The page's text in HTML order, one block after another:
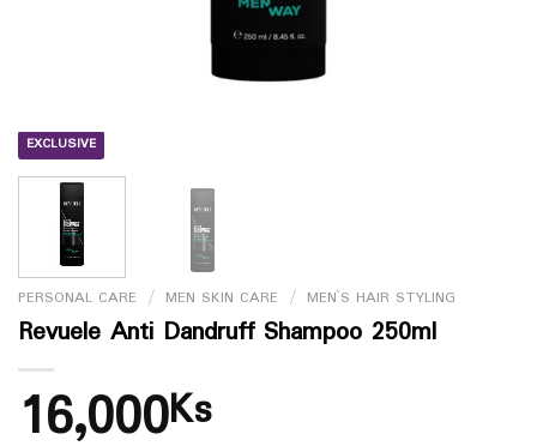
EXCLUSIVE
PERSONAL CARE / MEN SKIN CARE / MEN`S HAIR STYLING
Revuele Anti Dandruff Shampoo 250ml
16,000Ks